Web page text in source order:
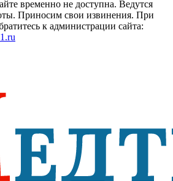
временно не доступна. Ведутся
Приносим свои извинения. При
к администрации сайта: